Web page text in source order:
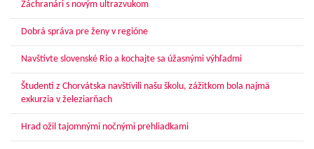
Záchranári s novým ultrazvukom
Dobrá správa pre ženy v regióne
Navštívte slovenské Rio a kochajte sa úžasnými výhľadmi
Študenti z Chorvátska navštívili našu školu, zážitkom bola najmä
exkurzia v železiarňach
Hrad ožil tajomnými nočnými prehliadkami